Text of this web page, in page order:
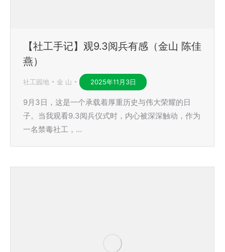
【社工手记】观9.3阅兵有感（金山 陈佳
燕）
社工园地 金 山 2025年11月3日
9月3日，这是一个承载着厚重历史与伟大荣耀的日
子。当我观看9.3阅兵仪式时，内心被深深触动，作为
一名禁毒社工，…